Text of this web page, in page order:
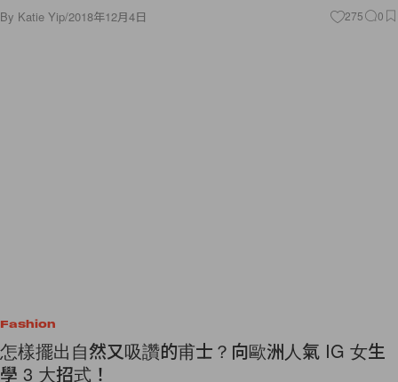
By Katie Yip/2018年12月4日 275 0
Fashion
怎樣擺出自然又吸讚的甫士？向歐洲人氣 IG 女生
學 3 大招式！